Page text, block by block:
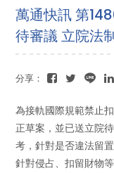
萬通快訊 第
待審議 立院法
分享：
為接軌國際規範禁止
正草案，並已送立院
考，針對是否違法留
針對侵占、扣留財物